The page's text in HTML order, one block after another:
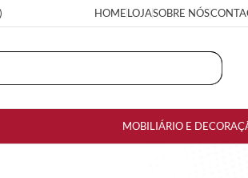
HOMELOJASOBRE NÓS
MOBILIÁRIO E